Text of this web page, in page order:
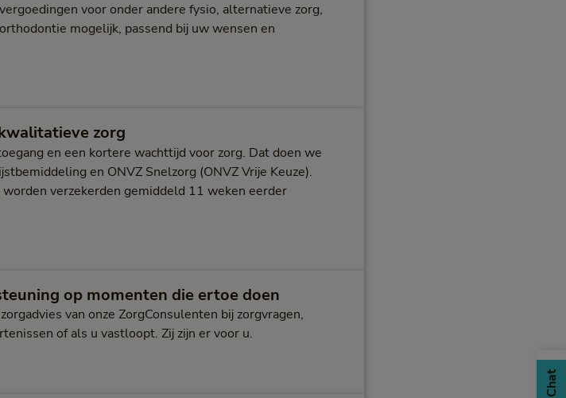
voor onder andere fysio, alternatieve zorg,
mogelijk, passend bij uw wensen en
zorg
en een kortere wachttijd voor zorg. Dat doen we
en ONVZ Snelzorg (ONVZ Vrije Keuze).
verzekerden gemiddeld 11 weken eerder
op momenten die ertoe doen
van onze ZorgConsulenten bij zorgvragen,
of als u vastloopt. Zij zijn er voor u.
Chat